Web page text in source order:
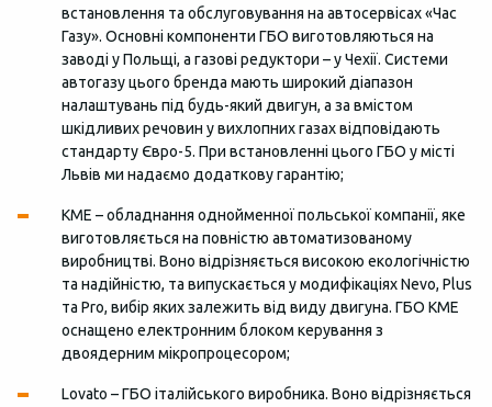
встановлення та обслуговування на автосервісах «Час
Газу». Основні компоненти ГБО виготовляються на
заводі у Польщі, а газові редуктори – у Чехії. Системи
автогазу цього бренда мають широкий діапазон
налаштувань під будь-який двигун, а за вмістом
шкідливих речовин у вихлопних газах відповідають
стандарту Євро-5. При встановленні цього ГБО у місті
Львів ми надаємо додаткову гарантію;
KME – обладнання однойменної польської компанії, яке
виготовляється на повністю автоматизованому
виробництві. Воно відрізняється високою екологічністю
та надійністю, та випускається у модифікаціях Nevo, Plus
та Pro, вибір яких залежить від виду двигуна. ГБО КМЕ
оснащено електронним блоком керування з
двоядерним мікропроцесором;
Lovato – ГБО італійського виробника. Воно відрізняється